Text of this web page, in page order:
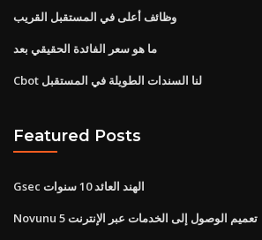
وظائف أعلى في المستقبل القريب
ما هو سعر الفائدة الحقيقي بعد
Cbot لنا السندات الطويلة في المستقبل
Featured Posts
Gsec الهند العائد 10 سنوات
Novunu 5 تعميم الوصول إلى الخدمات عبر الإنترنت